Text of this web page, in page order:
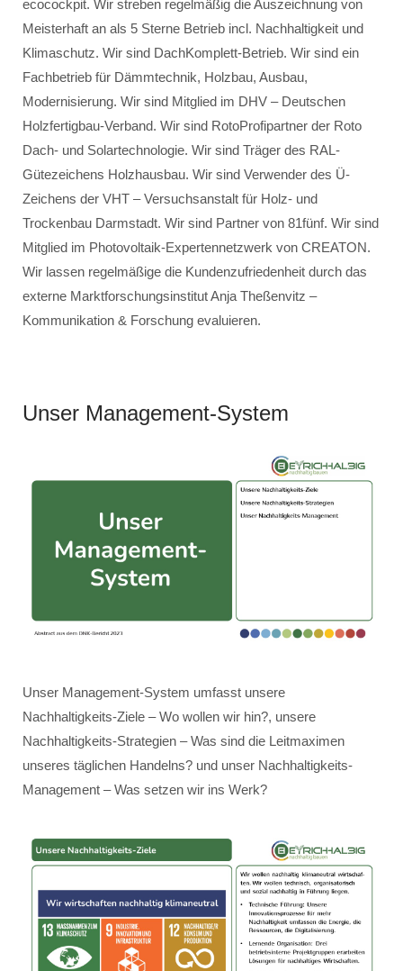
ecocockpit. Wir streben regelmäßig die Auszeichnung von
Meisterhaft an als 5 Sterne Betrieb incl. Nachhaltigkeit und
Klimaschutz. Wir sind DachKomplett-Betrieb. Wir sind ein
Fachbetrieb für Dämmtechnik, Holzbau, Ausbau,
Modernisierung. Wir sind Mitglied im DHV – Deutschen
Holzfertigbau-Verband. Wir sind RotoProfipartner der Roto
Dach- und Solartechnologie. Wir sind Träger des RAL-
Gütezeichens Holzhausbau. Wir sind Verwender des Ü-
Zeichens der VHT – Versuchsanstalt für Holz- und
Trockenbau Darmstadt. Wir sind Partner von 81fünf. Wir sind
Mitglied im Photovoltaik-Expertennetzwerk von CREATON.
Wir lassen regelmäßige die Kundenzufriedenheit durch das
externe Marktforschungsinstitut Anja Theßenvitz –
Kommunikation & Forschung evaluieren.
Unser Management-System
Unser Management-System umfasst unsere
Nachhaltigkeits-Ziele – Wo wollen wir hin?, unsere
Nachhaltigkeits-Strategien – Was sind die Leitmaximen
unseres täglichen Handelns? und unser Nachhaltigkeits-
Management – Was setzen wir ins Werk?